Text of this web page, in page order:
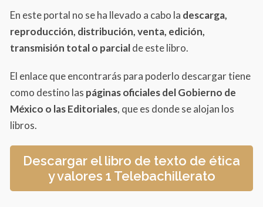
En este portal no se ha llevado a cabo la descarga,
reproducción, distribución, venta, edición,
transmisión total o parcialde este libro.
El enlace que encontrarás para poderlo descargar tiene
como destino las páginas oficiales del Gobierno de
México o las Editoriales, que es donde se alojan los
libros.
Descargar el libro de texto de ética
y valores 1 Telebachillerato